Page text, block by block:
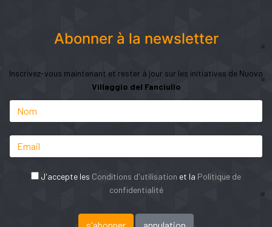
Abonner à la newsletter
Inscrivez-vous maintenant et rester à jour sur les initiatives de Nuovo
Villaggio del Fanciullo
J'accepte les Conditions d'utilisation et la Politique de
confidentialité